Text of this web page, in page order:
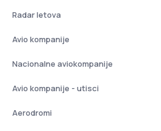
Radar letova
Avio kompanije
Nacionalne aviokompanije
Avio kompanije - utisci
Aerodromi